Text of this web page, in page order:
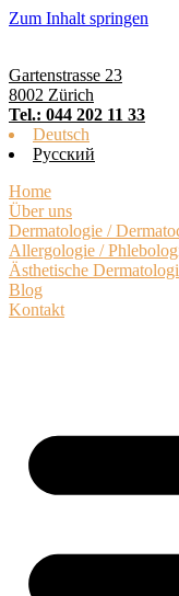
Zum Inhalt springen
Gartenstrasse 23
8002 Zürich
Tel.: 044 202 11 33
Deutsch
Русский
Home
Über uns
Dermatologie /
Allergologie /
Ästhetische
Blog
Kontakt